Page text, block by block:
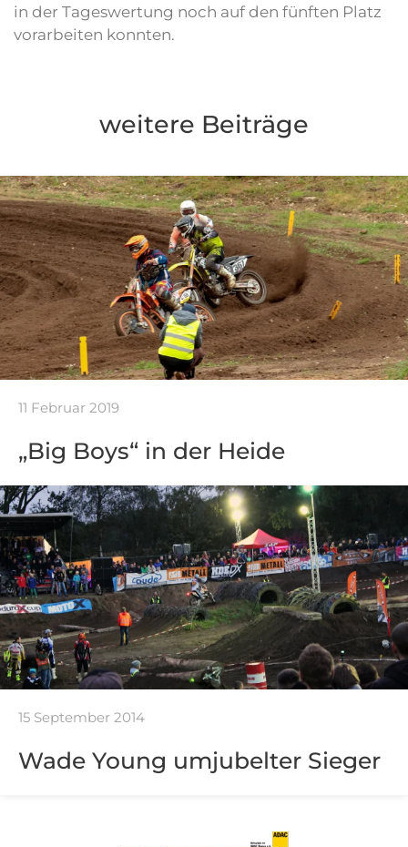
in der Tageswertung noch auf den fünften Platz
vorarbeiten konnten.
weitere Beiträge
11 Februar 2019
„Big Boys“ in der Heide
15 September 2014
Wade Young umjubelter Sieger